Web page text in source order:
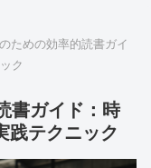
ための効率的読書ガイ
ク
書ガイド：時
践テクニック